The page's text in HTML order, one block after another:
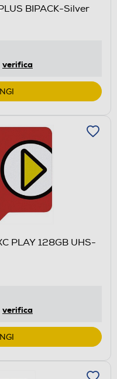
BIPACK-Silver
verifica
PLAY 128GB UHS-
verifica